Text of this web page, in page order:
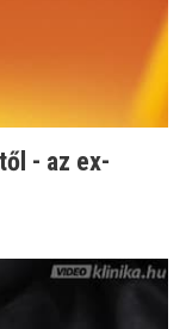
- az ex-